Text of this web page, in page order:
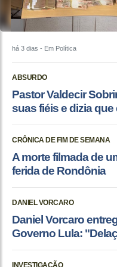
há 3 dias - Em Política
ABSURDO
Pastor Valdecir
suas fiéis e dizia que
CRÔNICA DE FIM DE SEMANA
A morte filmada de
ferida de Rondônia
DANIEL VORCARO
Daniel Vorcaro
Governo Lula:
INVESTIGAÇÃO